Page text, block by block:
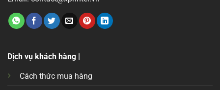
Dịch vụ khách hàng |
Cách thức mua hàng